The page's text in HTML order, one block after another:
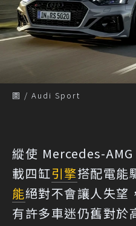
圖 / Audi Sport
縱使 Mercedes-AMG
載四缸引擎搭配電能
能絕對不會讓人失望
有許多車迷仍舊對於